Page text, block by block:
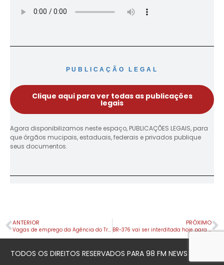
PUBLICAÇÃO LEGAL
Clique aqui para ver todas as publicações
legais
Agora disponibilizamos neste espaço, PUBLICAÇÕES LEGAIS, para
que órgãos mucipais, estaduais, federais e privados publique
seus documentos.
ANTERIOR
Vagas de emprego da Agência do Trabalhador
PRÓXIMO
BR-376 vai ser interditada hoje para mais uma detonação de rochas
TODOS OS DIREITOS RESERVADOS PARA 98 FM NEWS © 2023